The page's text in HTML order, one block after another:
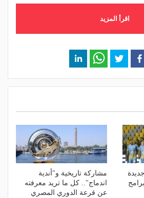
اقرأ المزيد
مشاركة تاريخية و"أندية
اندماج".. كل ما تريد معرفته
عن قرعة الدوري المصري